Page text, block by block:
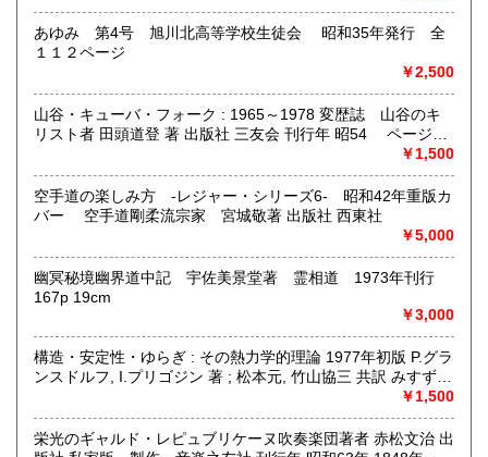
あゆみ 第4号 旭川北高等学校生徒会 昭和35年発行 全
１１２ページ
￥2,500
山谷・キューバ・フォーク : 1965～1978 変歴誌 山谷のキ
リスト者 田頭道登 著 出版社 三友会 刊行年 昭54 ページ数
￥1,500
空手道の楽しみ方 -レジャー・シリーズ6- 昭和42年重版カ
バー 空手道剛柔流宗家 宮城敬著 出版社 西東社
￥5,000
幽冥秘境幽界道中記 宇佐美景堂著 霊相道 1973年刊行
167p 19cm
￥3,000
構造・安定性・ゆらぎ : その熱力学的理論 1977年初版 P.グラ
ンスドルフ, I.プリゴジン 著 ; 松本元, 竹山協三 共訳 みすず書
房〈熱力学の方法を、平衡はもとより非線形性や不安定性を
も含むあらゆる現象へ拡張できないであろうか？ ……新し
い「構造」は常に不安定性の結果として出現する。すなわち
￥1,500
栄光のギャルド・レピュブリケーヌ吹奏楽団著者 赤松文治 出